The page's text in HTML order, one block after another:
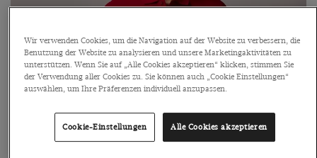
Wir verwenden Cookies, um die Navigation auf der Website zu verbessern, die
Benutzung der Website zu analysieren und unsere Marketingaktivitäten zu
unterstützen. Wenn Sie auf „Alle Cookies akzeptieren“ klicken, stimmen Sie
der Verwendung aller Cookies zu. Sie können auch „Cookie Einstellungen“
auswählen, um Ihre Präferenzen individuell anzupassen.
Cookie-Einstellungen Alle Cookies akzeptieren